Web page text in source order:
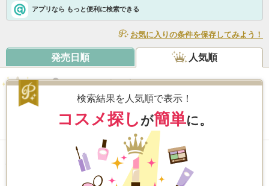
検索結果を人気順で表示！
コスメ探し が簡単に。
アプリなら もっと便利に検索できる
お気に入りの条件を保存してみよう！
発売日順 人気順
パウダーブラシＥＸ/ ロージーローザ
5.7
3,978件
ニュアンスタッチブラシ
5.4
1,599件